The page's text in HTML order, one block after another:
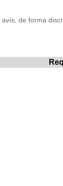
de forma